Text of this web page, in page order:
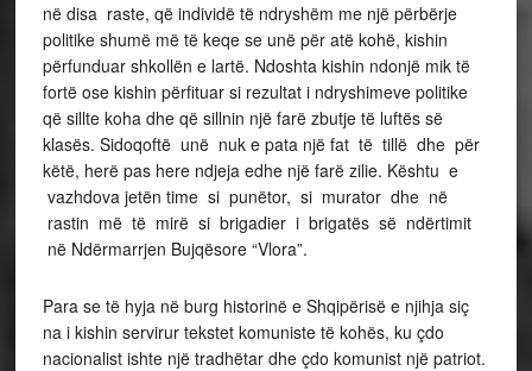
në disa raste, që individë të ndryshëm me një përbërje
politike shumë më të keqe se unë për atë kohë, kishin
përfunduar shkollën e lartë. Ndoshta kishin ndonjë mik të
fortë ose kishin përfituar si rezultat i ndryshimeve politike
që sillte koha dhe që sillnin një farë zbutje të luftës së
klasës. Sidoqoftë unë nuk e pata një fat të tillë dhe për
këtë, herë pas here ndjeja edhe një farë zilie. Kështu e
vazhdova jetën time si punëtor, si murator dhe në
rastin më të mirë si brigadier i brigatës së ndërtimit
në Ndërmarrjen Bujqësore “Vlora”.
Para se të hyja në burg historinë e Shqipërisë e njihja siç
na i kishin servirur tekstet komuniste të kohës, ku çdo
nacionalist ishte një tradhëtar dhe çdo komunist një patriot.